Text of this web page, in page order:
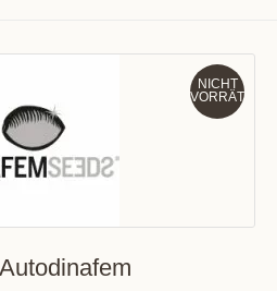
NICHT
VORRÄTIG